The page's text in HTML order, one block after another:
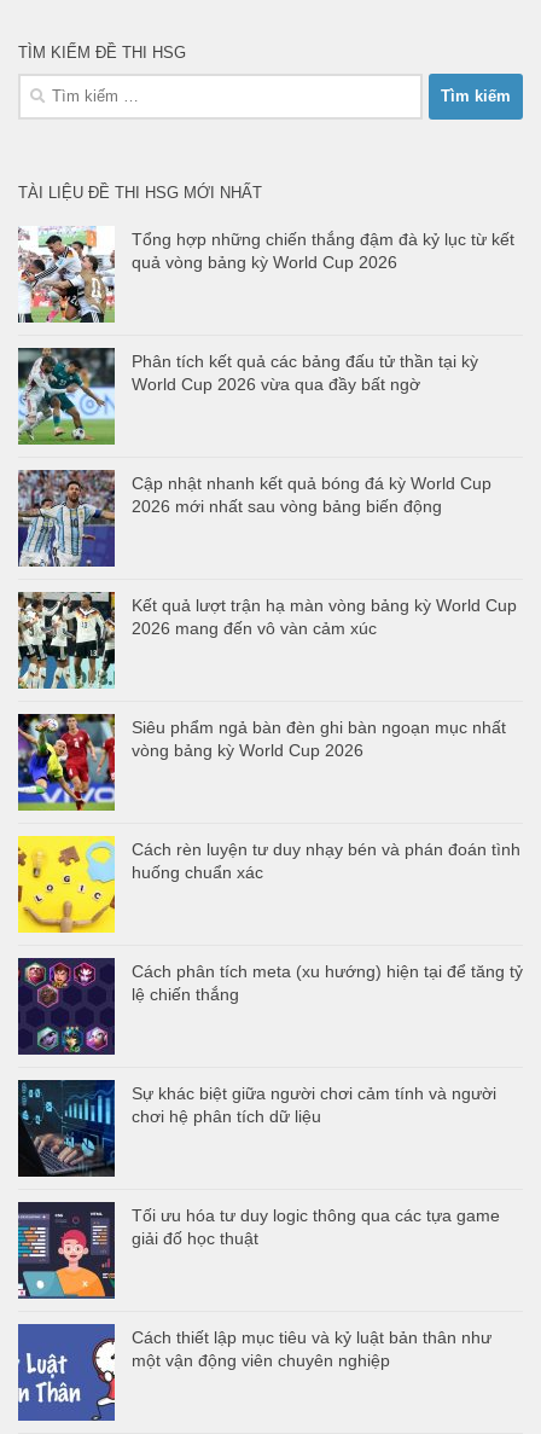
TÌM KIẾM ĐỀ THI HSG
Tìm
TÀI LIỆU ĐỀ THI HSG MỚI NHẤT
Tổng hợp những chiến thắng đậm đà kỷ lục từ kết
quả vòng bảng kỳ World Cup 2026
Phân tích kết quả các bảng đấu tử thần tại kỳ
World Cup 2026 vừa qua đầy bất ngờ
Cập nhật nhanh kết quả bóng đá kỳ World Cup
2026 mới nhất sau vòng bảng biến động
Kết quả lượt trận hạ màn vòng bảng kỳ World Cup
2026 mang đến vô vàn cảm xúc
Siêu phẩm ngả bàn đèn ghi bàn ngoạn mục nhất
vòng bảng kỳ World Cup 2026
Cách rèn luyện tư duy nhạy bén và phán đoán tình
huống chuẩn xác
Cách phân tích meta (xu hướng) hiện tại để tăng tỷ
lệ chiến thắng
Sự khác biệt giữa người chơi cảm tính và người
chơi hệ phân tích dữ liệu
Tối ưu hóa tư duy logic thông qua các tựa game
giải đố học thuật
Cách thiết lập mục tiêu và kỷ luật bản thân như
một vận động viên chuyên nghiệp